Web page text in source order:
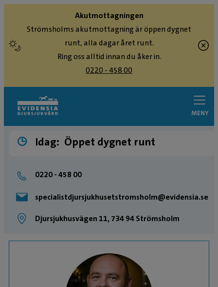
Akutmottagningen
Strömsholms akutmottagning är öppen dygnet
runt, alla dagar året runt.
Ring oss alltid innan du åker in.
0220 - 458 00
MENY
Idag: Öppet dygnet runt
0220 - 458 00
specialistdjursjukhusetstromsholm@evidensia.se
Djursjukhusvägen 11, 734 94 Strömsholm